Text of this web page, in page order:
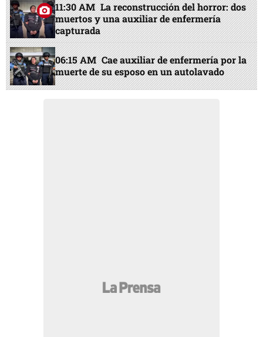
11:30 AM La reconstrucción del horror: dos
muertos y una auxiliar de enfermería
capturada
06:15 AM Cae auxiliar de enfermería por la
muerte de su esposo en un autolavado